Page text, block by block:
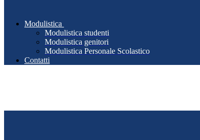
Modulistica
Modulistica studenti
Modulistica genitori
Modulistica Personale Scolastico
Contatti